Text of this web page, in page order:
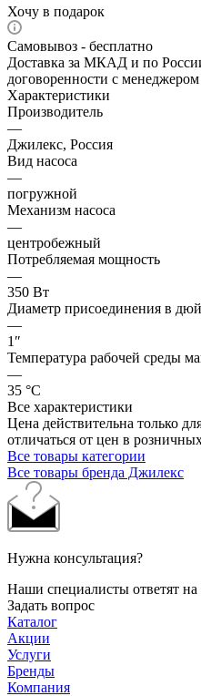
Хочу в подарок
Самовывоз - бесплатно
Доставка за МКАД и по
договоренности с менеджером
Характеристики
Производитель
—
Джилекс, Россия
Вид насоса
—
погружной
Механизм насоса
—
центробежный
Потребляемая мощность
—
350 Вт
Диаметр присоединения в
—
1″
Температура рабочей среды
—
35 °С
Все характеристики
Цена действительна только
отличаться от цен в
Все товары категории
Все товары бренда Джилекс
Нужна консультация?
Наши специалисты ответят
Задать вопрос
Каталог
Акции
Услуги
Бренды
Компания